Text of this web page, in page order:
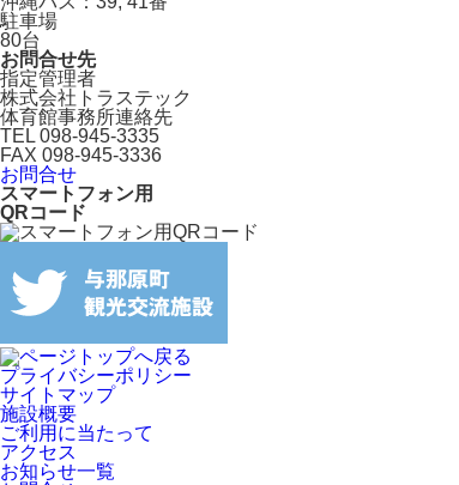
駐車場
80台
お問合せ先
指定管理者
株式会社トラステック
体育館事務所連絡先
TEL 098-945-3335
FAX 098-945-3336
お問合せ
スマートフォン用
QRコード
プライバシーポリシー
サイトマップ
施設概要
ご利用に当たって
アクセス
お知らせ一覧